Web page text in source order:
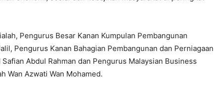
Pengurus Besar Kanan Kumpulan Pembangunan
Pengurus Kanan Bahagian Pembangunan dan Perniagaan
Abdul Rahman dan Pengurus Malaysian Business
Wan Azwati Wan Mohamed.